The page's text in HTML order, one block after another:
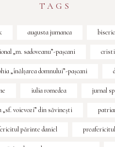
TAGS
augusta jumanca
„m. sadoveanu”-paşcani
„înălțarea domnului”-pașcani
iulia romedea jurnal
„sf. voievozi” din săvinești
părinte daniel